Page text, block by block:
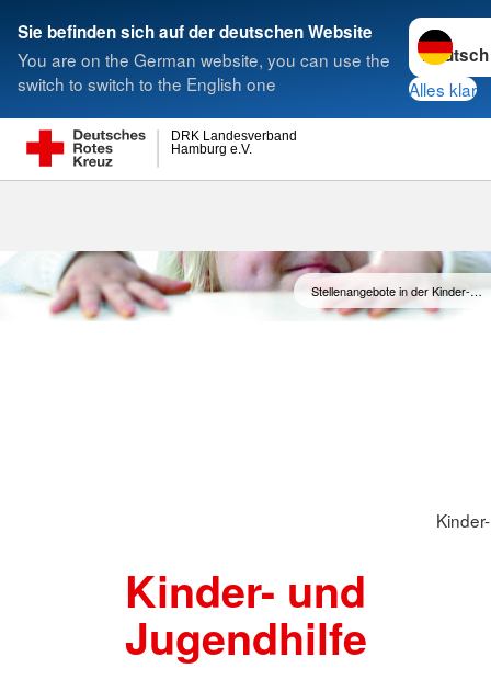
Sie befinden sich auf der deutschen Website
You are on the German website, you can use the
switch to switch to the English one
Sprache
Alles klar
Hamburg e.V.
DRK Landesverband
Suche
Stellenangebote in der Kinder-…
Kinder- und
Jugendhilfe